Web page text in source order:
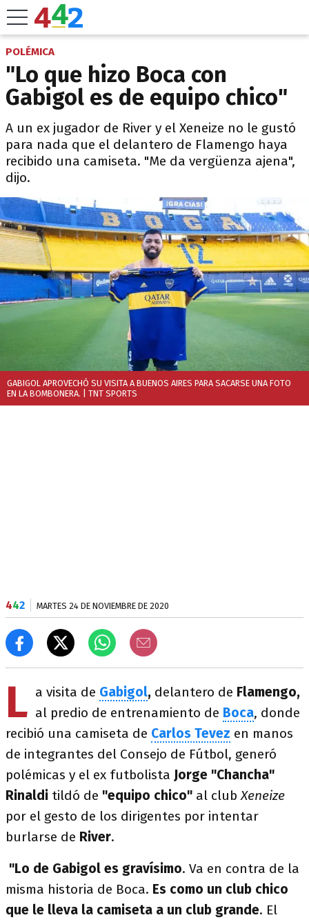
POLÉMICA
"Lo que hizo Boca con
Gabigol es de equipo chico"
A un ex jugador de River y el Xeneize no le gustó
para nada que el delantero de Flamengo haya
recibido una camiseta. "Me da vergüenza ajena",
dijo.
GABIGOL APROVECHÓ SU VISITA A BUENOS AIRES PARA SACARSE UNA FOTO
EN LA BOMBONERA. | TNT SPORTS
442 MARTES 24 DE NOVIEMBRE DE 2020
L a visita de Gabigol, delantero de Flamengo,
al predio de entrenamiento de Boca, donde
recibió una camiseta de Carlos Tevez en manos
de integrantes del Consejo de Fútbol, generó
polémicas y el ex futbolista Jorge "Chancha"
Rinaldi tildó de "equipo chico" al clubXeneize
por el gesto de los dirigentes por intentar
burlarse de River.
"Lo de Gabigol es gravísimo. Va en contra de la
misma historia de Boca. Es como un club chico
que le lleva la camiseta a un club grande. El